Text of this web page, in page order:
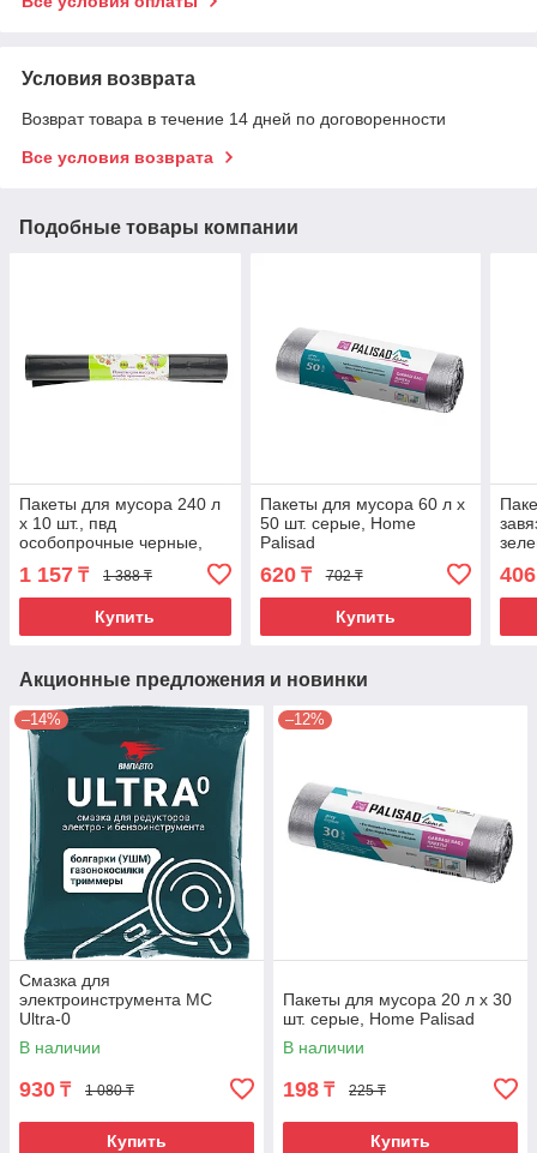
Условия возврата
Возврат товара в течение 14 дней по договоренности
Все условия возврата
Подобные товары компании
Пакеты для мусора 240 л
x 10 шт., пвд
особопрочные черные,
длинный ролик, Россия//
Elfe
1 157 ₸ 1 388 ₸
Купить
Пакеты для мусора 60 л x
50 шт. серые, Home
Palisad
620₸ 702 ₸
Купить
406
Акционные предложения и новинки
–14%
Смазка для
электроинструмента МС
Ultra-0
В наличии
930 ₸ 1 080 ₸
Купить
–12%
Пакеты для мусора 20 л x 30
шт. серые, Home Palisad
В наличии
198 ₸ 225 ₸
Купить